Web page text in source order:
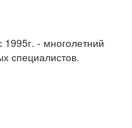
- многолетний
специалистов.